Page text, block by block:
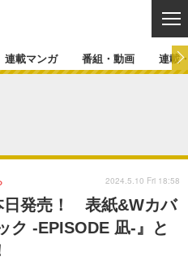
マンガ
イベント
カバー
連載一覧
ラジオ
連載マンガ 番組・動画 連載
日発売！ 表紙&Wカバ
ク -EPISODE 凪-』と
2024.5.10 Fri 18:58